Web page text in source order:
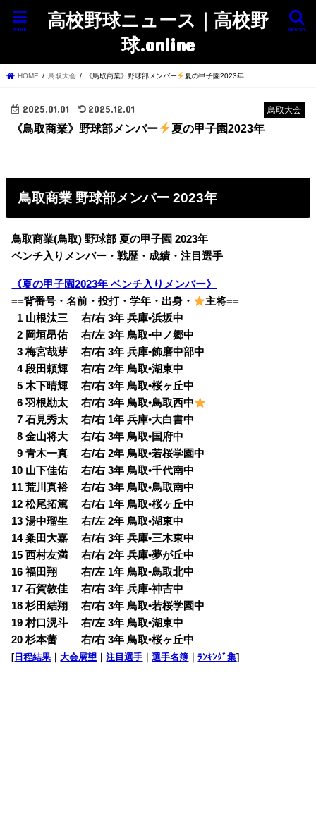
高校野球ニュース｜高校野
球.online
search
menu
HOME 鳥取大会 《鳥取商業》野球部メンバー 夏の甲子園2023年
鳥取大会
2025.01.01 2025.12.01
《鳥取商業》野球部メンバー 夏の甲子園2023年
鳥取商業 野球部メンバー 2023年
鳥取商業(鳥取) 野球部 夏の甲子園 2023年
ベンチ入りメンバー・戦歴・成績・注目選手
《夏の甲子園2023年 ベンチ入りメンバー》
==背番号・名前・投打・学年・出身・
主将==
1 山根汰三 右/右 3年 兵庫•浜坂中
02 岡垣昂佑 右/左 3年 鳥取•中ノ郷中
03 梅宮哉芽 右/右 3年 兵庫•飾磨中部中
04 段田頼輝 右/右 2年 鳥取•湖東中
05 木下晴輝 右/右 3年 鳥取•桜ヶ丘中
06 羽根勘太 右/右 3年 鳥取•鳥取西中
07 石見秀太 右/右 1年 兵庫•大白書中
08 金山将大 右/右 3年 鳥取•国府中
09 青木一真 右/右 2年 鳥取•若桜学園中
10 山下佳佑 右/右 3年 鳥取•千代南中
11 荒川真裕 右/右 3年 鳥取•鳥取南中
12 松尾拓篤 右/右 1年 鳥取•桜ヶ丘中
13 湯中瑠生 右/左 2年 鳥取•湖東中
14 粂田大嘉 右/右 3年 兵庫•三木東中
15 西村友満 右/右 2年 兵庫•夢が丘中
16 福田翔 右/左 1年 鳥取•鳥取北中
17 石賀敦佳 右/右 3年 兵庫•神吉中
18 杉田結翔 右/右 3年 鳥取•若桜学園中
19 村口滉斗 右/左 3年 鳥取•湖東中
20 杉本蕾 右/右 3年 鳥取•桜ヶ丘中
[日程結果 ｜大会展望 ｜注目選手 ｜選手名簿 ｜ﾗﾝｷﾝｸﾞ集]